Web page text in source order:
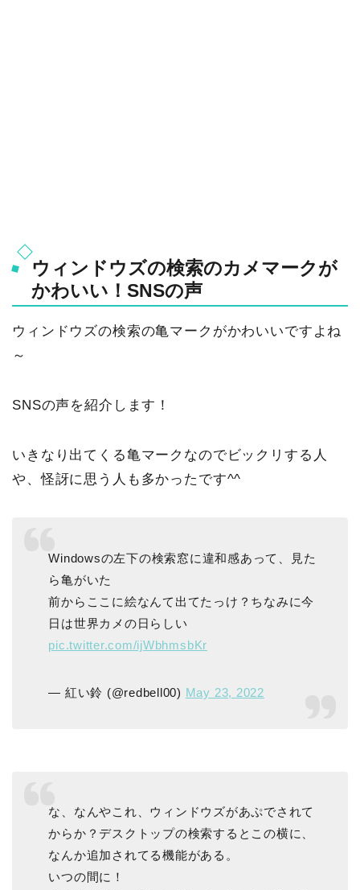
ウィンドウズの検索のカメマークが
かわいい！SNSの声
ウィンドウズの検索の亀マークがかわいいですよね
～
SNSの声を紹介します！
いきなり出てくる亀マークなのでビックリする人
や、怪訝に思う人も多かったです^^
Windowsの左下の検索窓に違和感あって、見た
ら亀がいた
前からここに絵なんて出てたっけ？ちなみに今
日は世界カメの日らしい
pic.twitter.com/ijWbhmsbKr
— 紅い鈴 (@redbell00) May 23, 2022
な、なんやこれ、ウィンドウズがあぷでされて
からか？デスクトップの検索するとこの横に、
なんか追加されてる機能がある。
いつの間に！